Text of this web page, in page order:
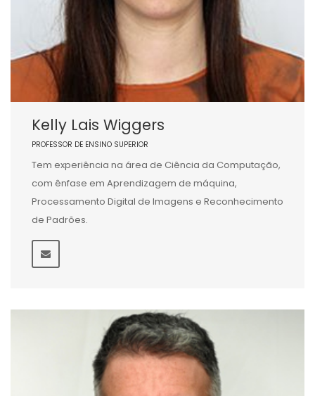
Kelly Lais Wiggers
PROFESSOR DE ENSINO SUPERIOR
Tem experiência na área de Ciência da Computação,
com ênfase em Aprendizagem de máquina,
Processamento Digital de Imagens e Reconhecimento
de Padrões.